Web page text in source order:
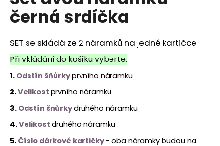
0,0
z
hvězdiček.
černá srdíčka
SET se skládá ze 2 náramků na jedné kartičce
Při vkládání do košíku vyberte:
1. Odstín šňůrkyprvního náramku
2.Velikost prvního náramku
3. Odstín šnůrkydruhého náramku
4.Velikost druhého náramku
5. Číslo dárkové kartičky - oba náramky budou na
a
j
í
t
?
HLEDAT